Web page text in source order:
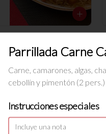
Parrillada Carne
Carne, camarones, algas,
cebollín y pimentón (2 pers.)
Instrucciones especiales